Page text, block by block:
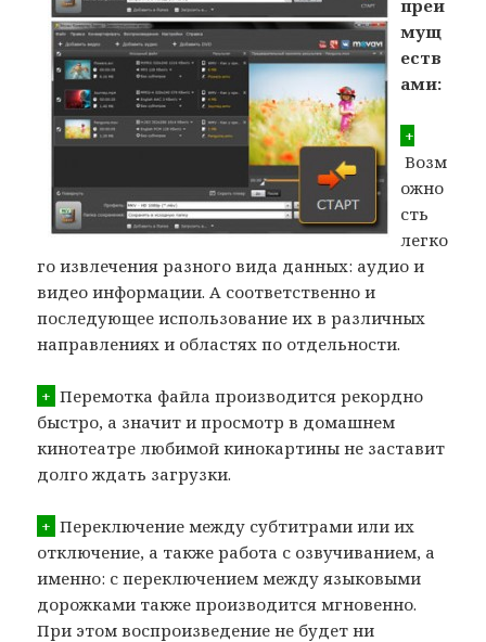
преи
мущ
еств
ами:
+
Возм
ожно
сть
легко
го извлечения разного вида данных: аудио и
видео информации. А соответственно и
последующее использование их в различных
направлениях и областях по отдельности.
+ Перемотка файла производится рекордно
быстро, а значит и просмотр в домашнем
кинотеатре любимой кинокартины не заставит
долго ждать загрузки.
+ Переключение между субтитрами или их
отключение, а также работа с озвучиванием, а
именно: с переключением между языковыми
дорожками также производится мгновенно.
При этом воспроизведение не будет ни